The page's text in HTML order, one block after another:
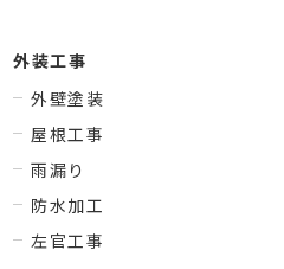
外装工事
外壁塗装
屋根工事
雨漏り
防水加工
左官工事